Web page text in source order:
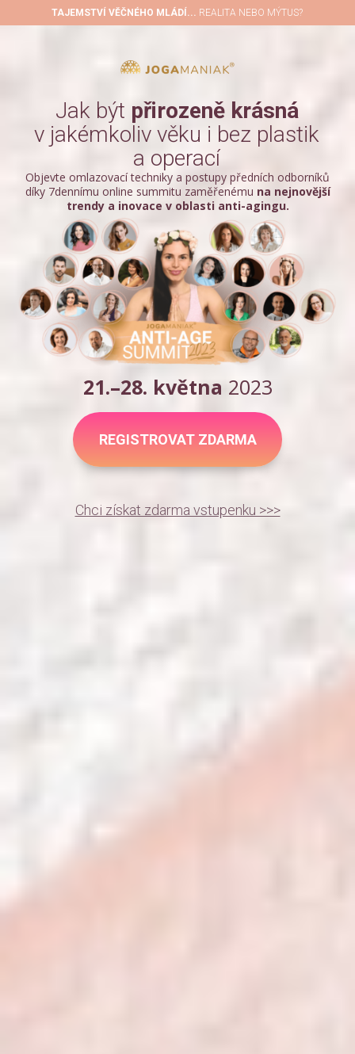
TAJEMSTVÍ VĚČNÉHO MLÁDÍ... REALITA NEBO MÝTUS?
Jak být přirozeně krásná
v jakémkoliv věku i bez plastik
a operací
Objevte omlazovací techniky a postupy předních odborníků
díky 7dennímu online summitu zaměřenému na nejnovější
trendy a inovace v oblasti anti-agingu.
21.–28. května 2023
REGISTROVAT ZDARMA
Chci získat zdarma vstupenku >>>